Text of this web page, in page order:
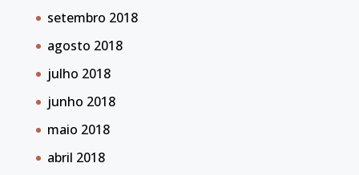
setembro 2018
agosto 2018
julho 2018
junho 2018
maio 2018
abril 2018